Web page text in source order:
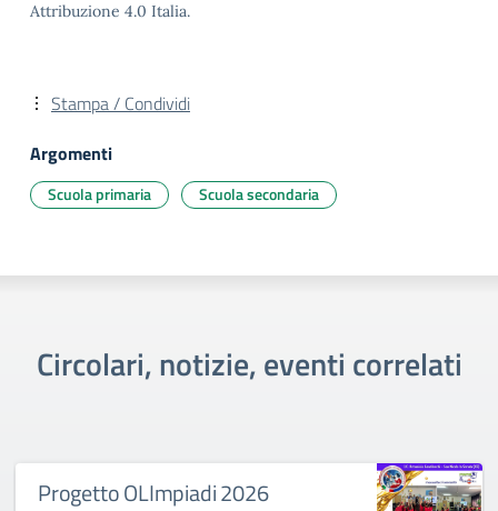
Attribuzione 4.0 Italia.
Stampa / Condividi
Argomenti
Scuola primaria Scuola secondaria
Circolari, notizie, eventi correlati
Progetto OLImpiadi 2026